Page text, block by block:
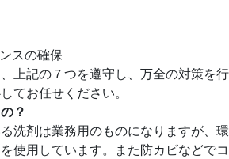
スの確保
上記の７つを遵守し、万全の対策を行
てお任せください。
？
洗剤は業務用のものになりますが、環
使用しています。また防カビなどでコ